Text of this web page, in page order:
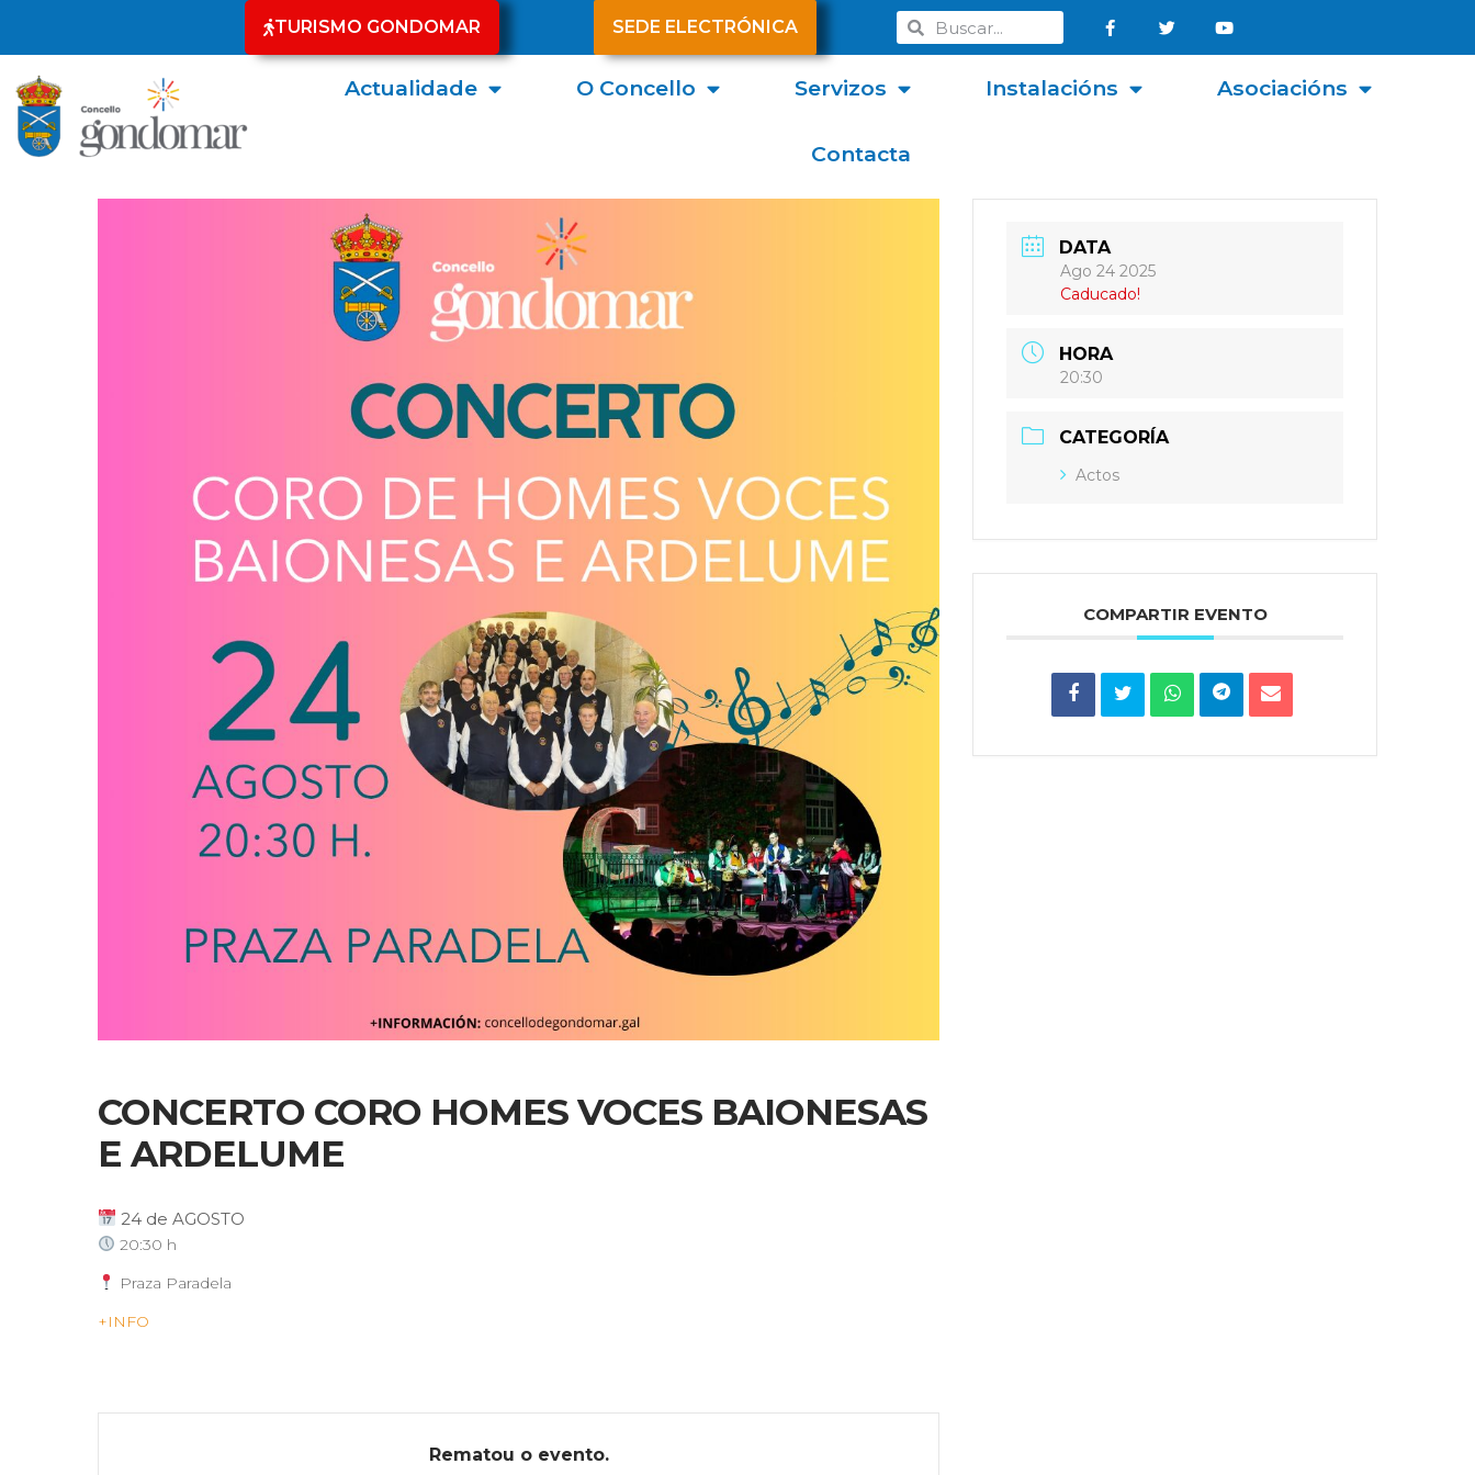
TURISMO GONDOMAR SEDE ELECTRÓNICA
Actualidade O Concello Servizos Instalacións Asociacións
Contacta
CONCERTO CORO HOMES VOCES BAIONESAS
E ARDELUME
24 de AGOSTO
20:30 h
Praza Paradela
+INFO
Rematou o evento.
DATA
Ago 24 2025
Caducado!
HORA
20:30
CATEGORÍA
Actos
COMPARTIR EVENTO